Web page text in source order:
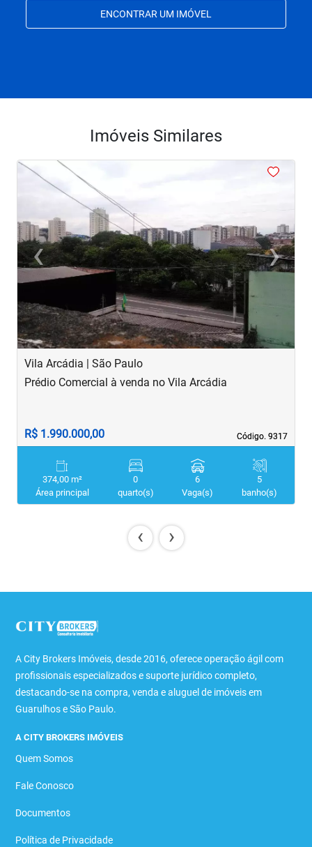
ENCONTRAR UM IMÓVEL
Imóveis Similares
<<<
‹Previous ›Next
Vila Arcádia | São Paulo
Código. 9317
Código. 9317
Prédio Comercial à venda no Vila Arcádia
R$ 1.990.000,00
374,00 m²
Área principal
0
quarto(s)
6
Vaga(s)
5
banho(s)
‹ ›
A City Brokers Imóveis, desde 2016, oferece operação ágil com
profissionais especializados e suporte jurídico completo,
destacando-se na compra, venda e aluguel de imóveis em
Guarulhos e São Paulo.
A CITY BROKERS IMÓVEIS
Quem Somos
Fale Conosco
Documentos
Política de Privacidade